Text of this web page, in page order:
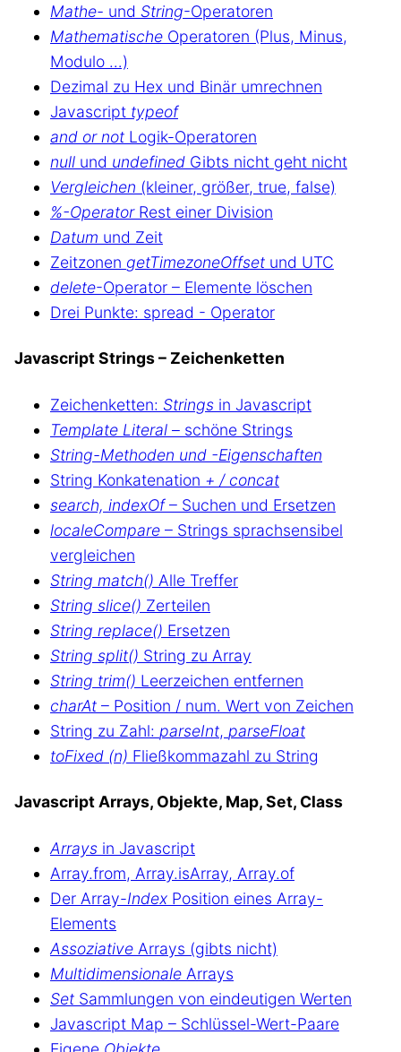
Mathe- und String-Operatoren
Mathematische Operatoren (Plus, Minus,
Modulo …)
Dezimal zu Hex und Binär umrechnen
Javascript typeof
and or not Logik-Operatoren
null und undefined Gibts nicht geht nicht
Vergleichen (kleiner, größer, true, false)
%-OperatorRest einer Division
Datum und Zeit
Zeitzonen getTimezoneOffset und UTC
delete-Operator – Elemente löschen
Drei Punkte: spread - Operator
Javascript Strings – Zeichenketten
Zeichenketten: Strings in Javascript
Template Literal – schöne Strings
String-Methoden und -Eigenschaften
String Konkatenation + / concat
search, indexOf– Suchen und Ersetzen
localeCompare – Strings sprachsensibel
vergleichen
String match() Alle Treffer
String slice() Zerteilen
String replace() Ersetzen
String split() String zu Array
String trim() Leerzeichen entfernen
charAt – Position / num. Wert von Zeichen
String zu Zahl: parseInt, parseFloat
toFixed (n) Fließkommazahl zu String
Javascript Arrays, Objekte, Map, Set, Class
Arrays in Javascript
Array.from, Array.isArray, Array.of
Der Array-Index Position eines Array-
Elements
Assoziative Arrays (gibts nicht)
Multidimensionale Arrays
Set Sammlungen von eindeutigen Werten
Javascript Map – Schlüssel-Wert-Paare